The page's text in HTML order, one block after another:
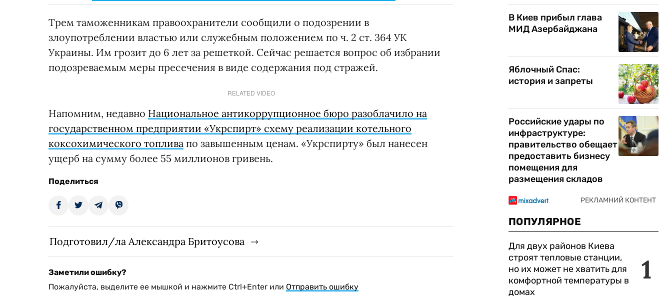
Трем таможенникам правоохранители сообщили о подозрении в
злоупотреблении властью или служебным положением по ч. 2 ст. 364 УК
Украины. Им грозит до 6 лет за решеткой. Сейчас решается вопрос об избрании
подозреваемым меры пресечения в виде содержания под стражей.
RELATED VIDEO
Напомним, недавно Национальное антикоррупционное бюро разоблачило на
государственном предприятии «Укрспирт» схему реализации котельного
коксохимического топлива по завышенным ценам. «Укрспирту» был нанесен
ущерб на сумму более 55 миллионов гривень.
Поделиться
Подготовил/ла Александра Бритоусова
Заметили ошибку?
Пожалуйста, выделите ее мышкой и нажмите Ctrl+Enter или Отправить ошибку
В Киев прибыл глава
МИД Азербайджана
Яблочный Спас:
история и запреты
Российские удары по
инфраструктуре:
правительство обещает
предоставить бизнесу
помещения для
размещения складов
ПОПУЛЯРНОЕ
1
Для двух районов Киева
строят тепловые станции,
но их может не хватить для
комфортной температуры в
домах